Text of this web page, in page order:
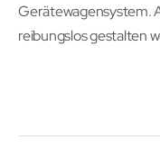
Gerätewagensystem.
reibungslos gestalten